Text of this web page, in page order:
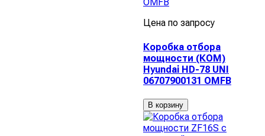
Цена по запросу
Коробка отбора
мощности (КОМ)
Hyundai HD-78 UNI
06707900131 OMFB
В корзину